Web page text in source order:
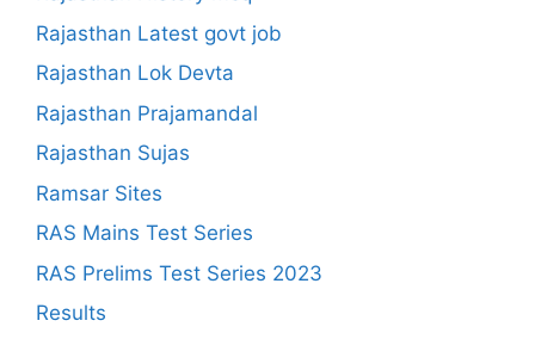
Rajasthan Latest govt job
Rajasthan Lok Devta
Rajasthan Prajamandal
Rajasthan Sujas
Ramsar Sites
RAS Mains Test Series
RAS Prelims Test Series 2023
Results